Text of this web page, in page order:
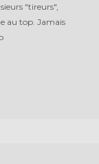
"tireurs",
au top. Jamais